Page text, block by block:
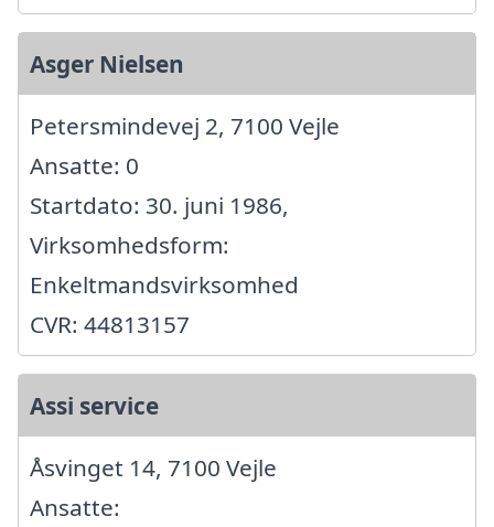
Asger Nielsen
Petersmindevej 2, 7100 Vejle
Ansatte: 0
Startdato: 30. juni 1986,
Virksomhedsform:
Enkeltmandsvirksomhed
CVR: 44813157
Assi service
Åsvinget 14, 7100 Vejle
Ansatte: